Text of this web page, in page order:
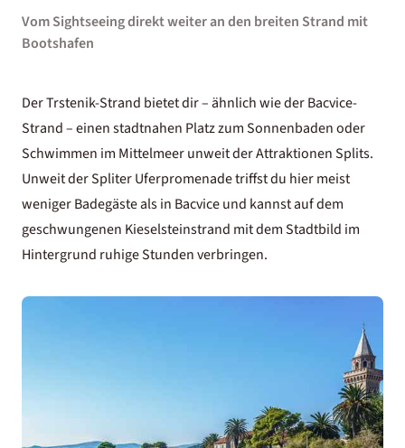
Vom Sightseeing direkt weiter an den breiten Strand mit
Bootshafen
Der Trstenik-Strand bietet dir–ähnlich wie der Bacvice-
Strand – einen stadtnahen Platz zum Sonnenbaden oder
Schwimmen im Mittelmeer unweit der Attraktionen Splits.
Unweit der Spliter Uferpromenade triffst du hier meist
weniger Badegäste als in Bacvice und kannst auf dem
geschwungenen Kieselsteinstrand mit dem Stadtbild im
Hintergrund ruhige Stunden verbringen.